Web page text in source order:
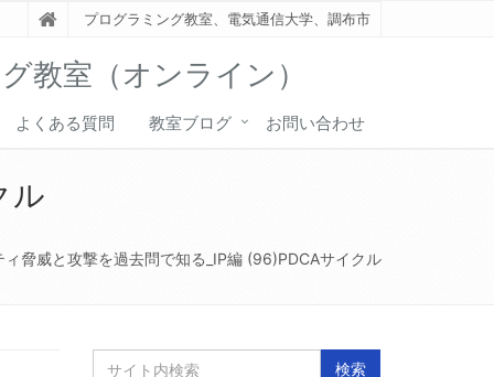
プログラミング教室、電気通信大学、調布市
教室（オンライン）
よくある質問 教室ブログ お問い合わせ
ル
ィ脅威と攻撃を過去問で知る_IP編 (96)PDCAサイクル